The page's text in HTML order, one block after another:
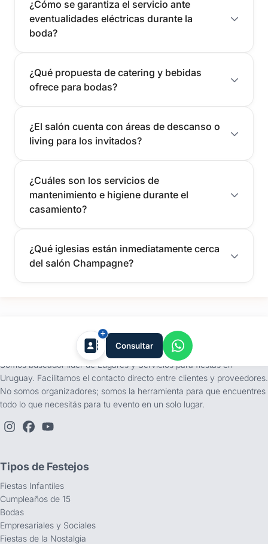
¿Cómo se garantiza el servicio ante
eventualidades eléctricas durante la
boda?
¿Qué propuesta de catering y bebidas
ofrece para bodas?
¿El salón cuenta con áreas de descanso o
living para los invitados?
¿Cuáles son los servicios de
mantenimiento e higiene durante el
casamiento?
¿Qué iglesias están inmediatamente cerca
del salón Champagne?
Consultar
tufiesta.com.uy
Somos buscador líder de Lugares y Servicios para fiestas en
Uruguay. Facilitamos el contacto directo entre clientes y proveedores.
No somos organizadores; somos la herramienta para que encuentres
todo lo que necesitás para tu evento en un solo lugar.
Tipos de Festejos
Fiestas Infantiles
Cumpleaños de 15
Bodas
Empresariales y Sociales
Fiestas de la Nostalgia